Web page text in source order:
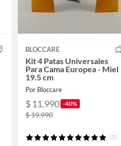
BLOCCARE
Kit 4 Patas Universales
Para Cama Europea - Miel
19.5 cm
Por Bloccare
$ 11.990 -40%
$ 19.990
(7)